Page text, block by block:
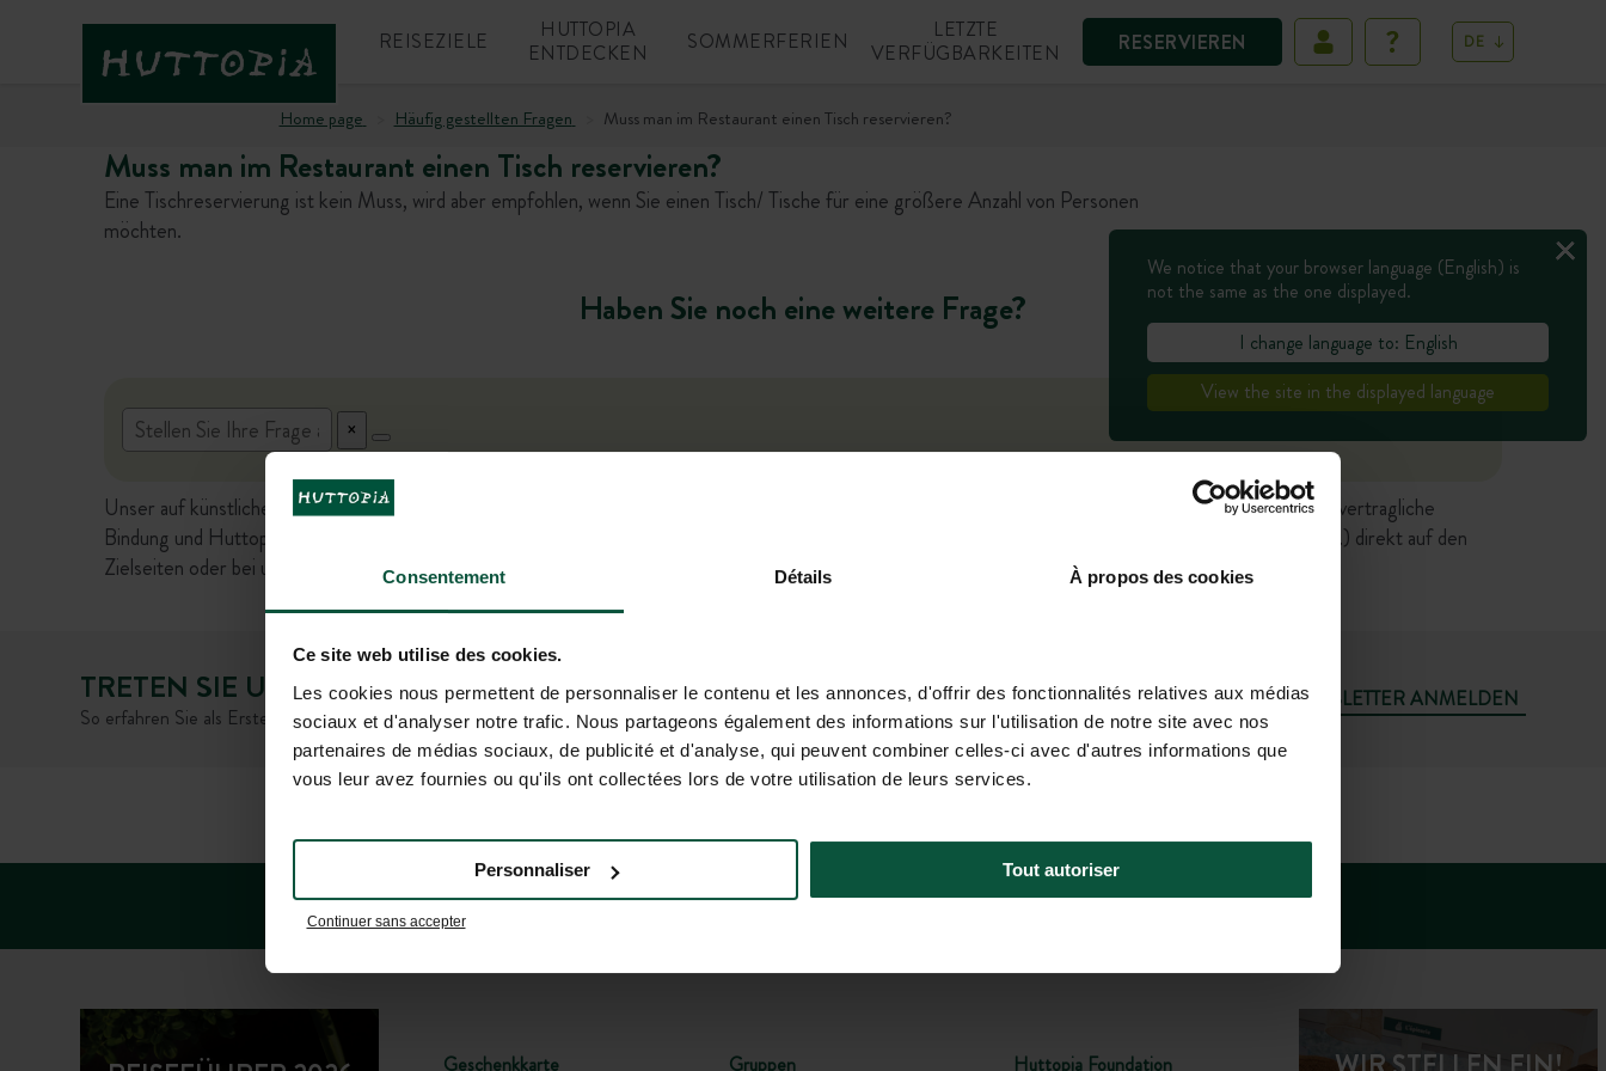
Consentement Détails À propos des cookies
Ce site web utilise des cookies.
Les cookies nous permettent de personnaliser le contenu et les annonces, d'offrir des fonctionnalités relatives aux médias
sociaux et d'analyser notre trafic. Nous partageons également des informations sur l'utilisation de notre site avec nos
partenaires de médias sociaux, de publicité et d'analyse, qui peuvent combiner celles-ci avec d'autres informations que
vous leur avez fournies ou qu'ils ont collectées lors de votre utilisation de leurs services.
Continuer sans accepter
Personnaliser Tout autoriser
RESERVIEREN
REISEZIELE
HUTTOPIA
ENTDECKEN
SOMMERFERIEN
LETZTE
VERFÜGBARKEITEN
DE
Home page Häufig gestellten Fragen Muss man im Restaurant einen Tisch reservieren?
Muss man im Restaurant einen Tisch reservieren?
Eine Tischreservierung ist kein Muss, wird aber empfohlen, wenn Sie einen Tisch/ Tische für eine größere Anzahl von Personen
möchten.
Haben Sie noch eine weitere Frage?
Unser auf künstlicher Intelligenz basierender virtueller Assistent befindet sich derzeit in der Beta-Version. Die bereitgestellten Antworten haben keine vertragliche
Bindung und Huttopia übernimmt dafür keine Haftung. Wir empfehlen Ihnen, wichtige Informationen (Preise, Verfügbarkeit, Verkaufsbedingungen, etc.) direkt auf den
Zielseiten oder bei unserem Kundenservice zu überprüfen.
We notice that your browser language (English) is
not the same as the one displayed.
I change language to: English
View the site in the displayed language
TRETEN SIE UNSERER GEMEINSCHAFT BEI!
So erfahren Sie als Erster von den Neuigkeiten und Sonderangeboten von Huttopia!
MICH FÜR DEN NEWSLETTER ANMELDEN
Geschenkkarte Gruppen Huttopia Foundation